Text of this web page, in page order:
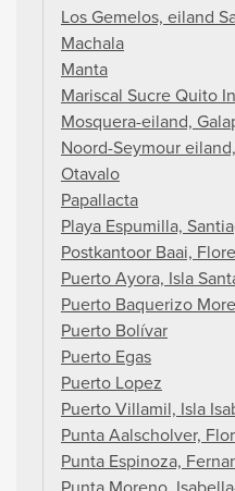
Los Gemelos, eiland
Machala
Manta
Mariscal Sucre Quito
Mosquera-eiland,
Noord-Seymour
Otavalo
Papallacta
Playa Espumilla,
Postkantoor Baai,
Puerto Ayora, Isla
Puerto Baquerizo
Puerto Bolívar
Puerto Egas
Puerto Lopez
Puerto Villamil, Isla
Punta Aalscholver,
Punta Espinoza,